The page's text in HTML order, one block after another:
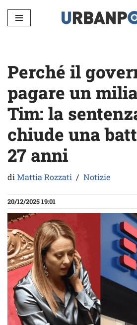
Vai
Perché il
pagare un
Tim: la
chiude una
27 anni
diMattia Rozzati Notizie
20/12/2025 19:01